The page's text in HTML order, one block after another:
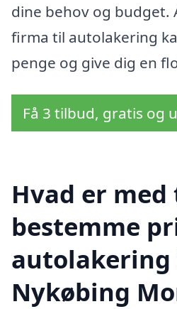
dine behov og budget.
firma til autolakering
penge og give dig en
Få 3 tilbud, gratis og
Hvad er
bestemme
autolakering
Nykøbing